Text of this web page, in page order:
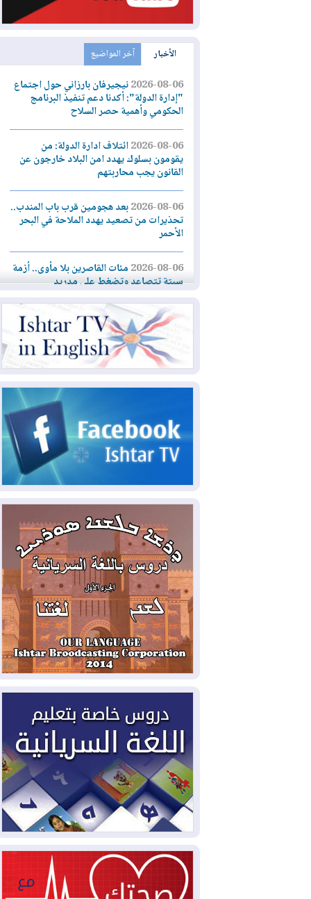
الأخبار آخر المواضيع
2026-08-06نيجيرفان بارزاني حول اجتماع
"إدارة الدولة": أكدنا دعم تنفيذ البرنامج
الحكومي وأهمية حصر السلاح
2026-08-06ائتلاف ادارة الدولة: من
يقومون بسلوك يهدد امن البلاد خارجون عن
القانون يجب محاربتهم
2026-08-06بعد هجومين قرب باب المندب..
تحذيرات من تصعيد يهدد الملاحة في البحر
الأحمر
2026-08-06مئات القاصرين بلا مأوى.. أزمة
سبتة تتصاعد وتضغط على مدريد
2026-08-05
لمدة عام.. بدء توريد 100
مليون قدم مكعب يومياً من غاز كورمور في
إقليم كوردستان إلى وزارة الكهرباء العراقية
ملامح أخطر التحديات التي تواجه العراق
2026-08-05
حرائق فرنسا.. توقيف 402
شخص بينهم 156 قاصرا منذ بداية موسم
الحرائق
2026-08-04سومو: إنتاج النفط في إقليم
كوردستان انخفض إلى أقل من 10%
2026-08-04ملفات حقبة الكاظمي تعود إلى
الواجهة.. أنباء عن مراجعات قضائية
وتحقيقات أوسع في قضايا فساد
2026-08-04بيترو يشكو تزوير الانتخابات
الرئاسية ويحذر من "حرب أهلية" في
كولومبيا
2026-08-03رئيس إقليم كوردستان في
2026-08-03العراق يؤكد مجدداً التزامه
بمنع الهجمات على الدول المجاورة
2026-08-03العجز والاقتراض يطوقان
المالية العراقية.. اقتراض يتجاوز 3 تريليونات
دينار!
2026-08-03كوبا تغرق في الظلام مجددا
2026-08-03
أوامر بإجلاء 60 ألف شخص
بسبب الحرائق في ولاية واشنطن